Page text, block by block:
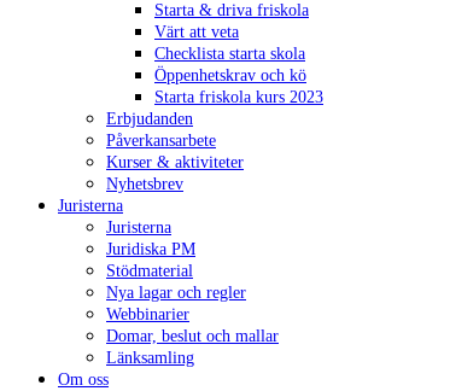
Starta & driva friskola
Värt att veta
Checklista starta skola
Öppenhetskrav och kö
Starta friskola kurs 2023
Erbjudanden
Påverkansarbete
Kurser & aktiviteter
Nyhetsbrev
Juristerna
Juristerna
Juridiska PM
Stödmaterial
Nya lagar och regler
Webbinarier
Domar, beslut och mallar
Länksamling
Om oss